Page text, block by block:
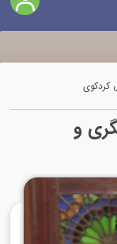
کردکوی
و